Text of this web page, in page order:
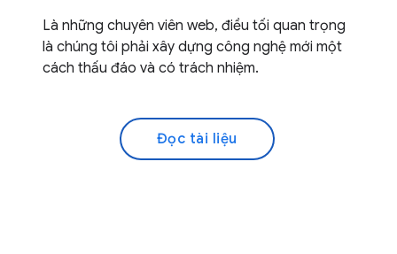
Là những chuyên viên web, điều tối quan trọng
là chúng tôi phải xây dựng công nghệ mới một
cách thấu đáo và có trách nhiệm.
Đọc tài liệu